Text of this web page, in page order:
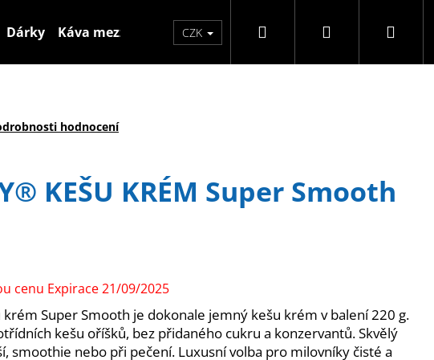
Dárky Káva mezzo Značky
CZK Přihlášení
hodnocení
KEŠU KRÉM Super Smooth
cenu Expirace 21/09/2025
krém Super Smooth je dokonale jemný kešu krém v balení 220 g.
kešu oříšků, bez přidaného cukru a konzervantů. Skvělý
smoothie nebo při pečení. Luxusní volba pro milovníky čisté a
Následující